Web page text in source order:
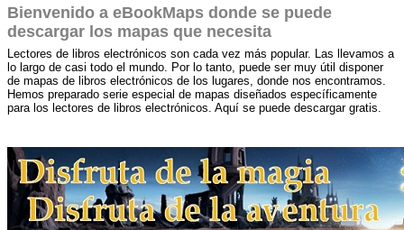
Bienvenido a eBookMaps donde se puede
descargar los mapas que necesita
Lectores de libros electrónicos son cada vez más popular. Las llevamos a
lo largo de casi todo el mundo. Por lo tanto, puede ser muy útil disponer
de mapas de libros electrónicos de los lugares, donde nos encontramos.
Hemos preparado serie especial de mapas diseñados específicamente
para los lectores de libros electrónicos. Aquí se puede descargar gratis.